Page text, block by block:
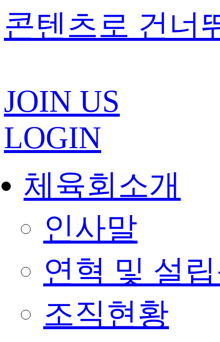
콘텐츠로 건너
JOIN US
LOGIN
체육회소개
인사말
연혁 및 설
조직현황